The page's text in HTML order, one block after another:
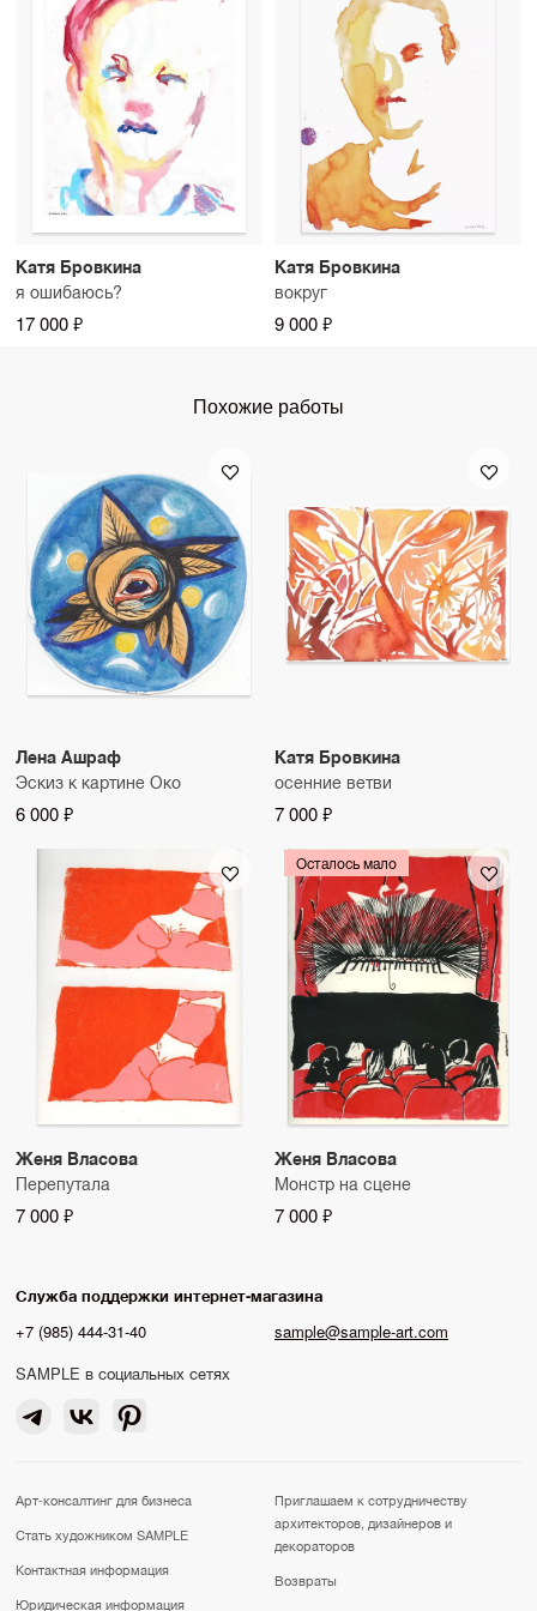
Катя Бровкина
я ошибаюсь?
17 000 ₽
Катя Бровкина
вокруг
9 000 ₽
Похожие работы
Лена Ашраф
Эскиз к картине Око
6 000 ₽
Катя Бровкина
осенние ветви
7 000 ₽
Женя Власова
Перепутала
7 000 ₽
Осталось мало
Женя Власова
Монстр на сцене
7 000 ₽
Служба поддержки интернет-магазина
+7 (985) 444-31-40
sample@sample-art.com
SAMPLE в социальных сетях
Арт-консалтинг для бизнеса
Стать художником SAMPLE
Контактная информация
Юридическая информация
Приглашаем к сотрудничеству
архитекторов, дизайнеров и
декораторов
Возвраты